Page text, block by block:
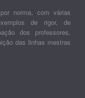
norma, com várias
de rigor, de
dos professores,
das linhas mestras